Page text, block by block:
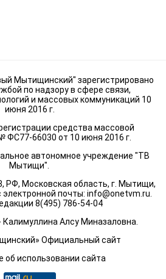
Мытищинский" зарегистрировано
по надзору в сфере связи,
и массовых коммуникаций 10
июня 2016 г.
средства массовой
66030 от 10 июня 2016 г.
автономное учреждение "ТВ
Мытищи".
РФ, Московская область, г. Мытищи,
почты: info@onetvm.ru.
8(495) 786-54-04
Калимуллина Алсу Миназаловна.
Официальный сайт
об использовании сайта